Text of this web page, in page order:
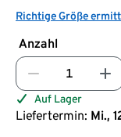
Richtige Größe
Anzahl
Auf Lager
Liefertermin: Mi.,